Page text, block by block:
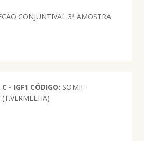
CONJUNTIVAL 3ª AMOSTRA
- IGF1 CÓDIGO: SOMIF
(T.VERMELHA)